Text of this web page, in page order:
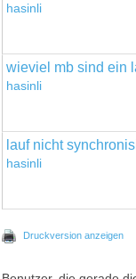
hasinli
wieviel mb sind ein
hasinli
lauf nicht
hasinli
Druckversion anzeigen